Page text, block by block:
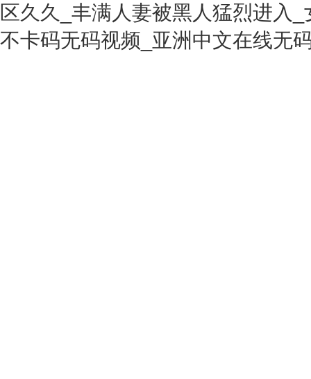
区久久_丰满人妻被黑人猛烈进入
不卡码无码视频_亚洲中文在线无